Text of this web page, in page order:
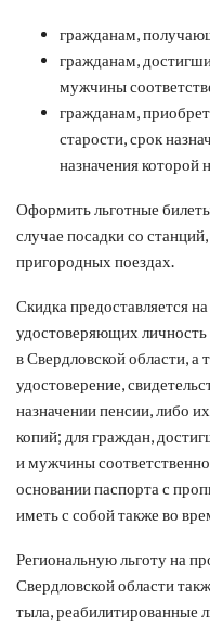
гражданам,
гражданам,
мужчины
гражданам,
старости, срок
назначения которой
Оформить льготные
случае посадки со
пригородных поездах.
Скидка предоставляется
удостоверяющих личность
в Свердловской области, а
удостоверение,
назначении пенсии, либо
копий; для граждан,
и мужчины
основании паспорта с
иметь с собой также во
Региональную льготу на
Свердловской области
тыла, реабилитированные